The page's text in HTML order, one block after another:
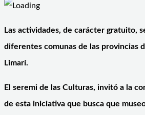
Las actividades, de carácter gratuito,
diferentes comunas de las provincias
Limarí.
El seremi de las Culturas, invitó a la
de esta iniciativa que busca que